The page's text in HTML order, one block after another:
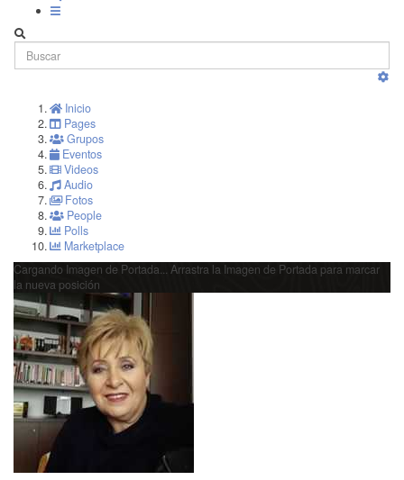
Inicio
Pages
Grupos
Eventos
Videos
Audio
Fotos
People
Polls
Marketplace
Cargando Imagen de Portada...
Arrastra la Imagen de Portada para marcar
la nueva posición